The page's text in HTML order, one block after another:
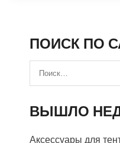
ПОИСК ПО
ВЫШЛО
Аксессуары для